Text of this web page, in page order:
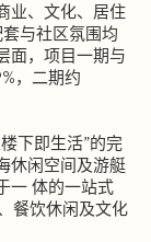
业、文化、居住
与社区氛围均
面，项目一期与
，二期约
下即生活”的完
休闲空间及游艇
一 体的一站式
餐饮休闲及文化